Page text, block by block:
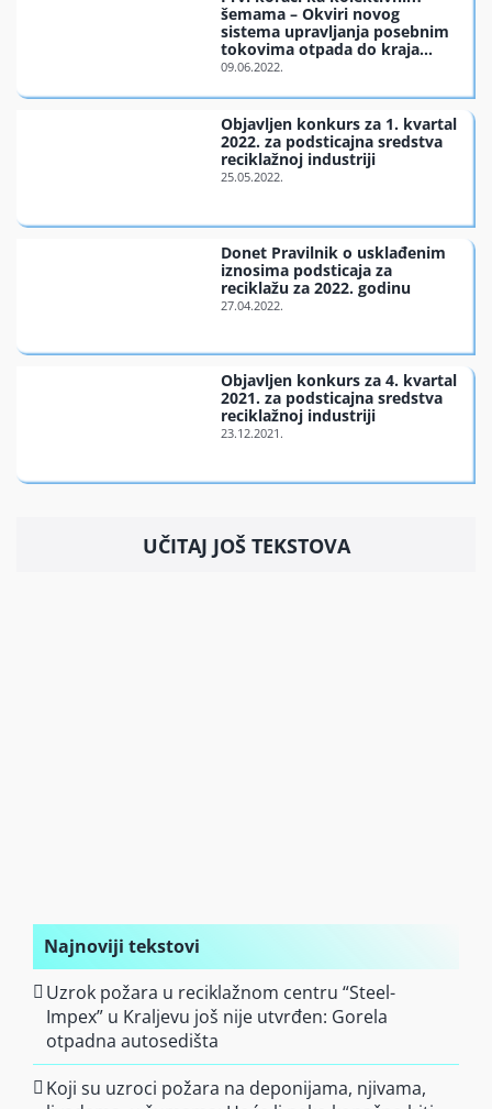
šemama – Okviri novog
sistema upravljanja posebnim
tokovima otpada do kraja
2024.
Objavljen konkurs za 1. kvartal
2022. za podsticajna sredstva
reciklažnoj industriji
Donet Pravilnik o usklađenim
iznosima podsticaja za
reciklažu za 2022. godinu
Objavljen konkurs za 4. kvartal
2021. za podsticajna sredstva
reciklažnoj industriji
UČITAJ JOŠ TEKSTOVA
Najnoviji tekstovi
Uzrok požara u reciklažnom centru “Steel-
Impex” u Kraljevu još nije utvrđen: Gorela
otpadna autosedišta
Koji su uzroci požara na deponijama, njivama,